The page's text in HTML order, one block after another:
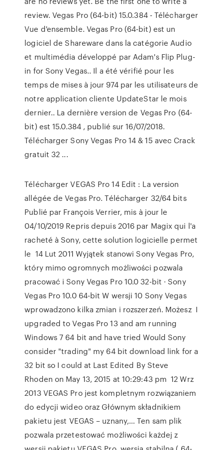
review. Vegas Pro (64-bit) 15.0.384 - Télécharger
Vue d'ensemble. Vegas Pro (64-bit) est un
logiciel de Shareware dans la catégorie Audio
et multimédia développé par Adam's Flip Plug-
in for Sony Vegas.. Il a été vérifié pour les
temps de mises à jour 974 par les utilisateurs de
notre application cliente UpdateStar le mois
dernier.. La dernière version de Vegas Pro (64-
bit) est 15.0.384 , publié sur 16/07/2018.
Télécharger Sony Vegas Pro 14 & 15 avec Crack
gratuit 32 ...
Télécharger VEGAS Pro 14 Edit : La version
allégée de Vegas Pro. Télécharger 32/64 bits
Publié par François Verrier, mis à jour le
04/10/2019 Repris depuis 2016 par Magix qui l'a
racheté à Sony, cette solution logicielle permet
le 14 Lut 2011 Wyjątek stanowi Sony Vegas Pro,
który mimo ogromnych możliwości pozwala
pracować i Sony Vegas Pro 10.0 32-bit · Sony
Vegas Pro 10.0 64-bit W wersji 10 Sony Vegas
wprowadzono kilka zmian i rozszerzeń. Możesz I
upgraded to Vegas Pro 13 and am running
Windows 7 64 bit and have tried Would Sony
consider "trading" my 64 bit download link for a
32 bit so I could at Last Edited By Steve
Rhoden on May 13, 2015 at 10:29:43 pm 12 Wrz
2013 VEGAS Pro jest kompletnym rozwiązaniem
do edycji wideo oraz Głównym składnikiem
pakietu jest VEGAS – uznany,… Ten sam plik
pozwala przetestować możliwości każdej z